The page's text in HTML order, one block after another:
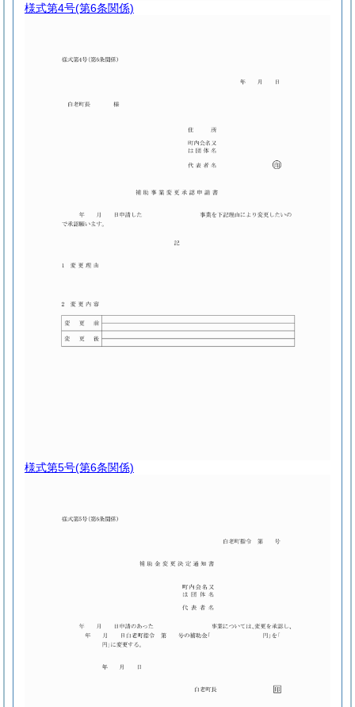
様式第4号(第6条関係)
様式第5号(第6条関係)